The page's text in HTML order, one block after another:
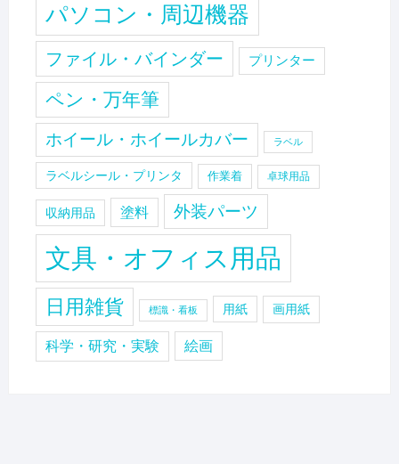
パソコン・周辺機器
ファイル・バインダー プリンター
ペン・万年筆
ホイール・ホイールカバー ラベル
ラベルシール・プリンタ 作業着 卓球用品
収納用品 塗料 外装パーツ
文具・オフィス用品
日用雑貨 標識・看板 用紙 画用紙
科学・研究・実験 絵画